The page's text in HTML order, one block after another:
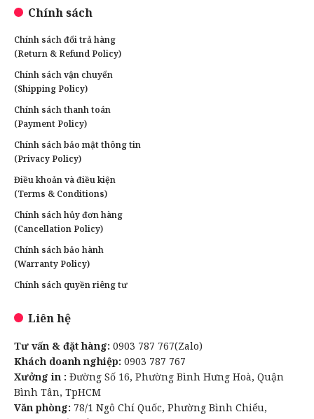
Chính sách
Chính sách đổi trả hàng
(Return & Refund Policy)
Chính sách vận chuyển
(Shipping Policy)
Chính sách thanh toán
(Payment Policy)
Chính sách bảo mật thông tin
(Privacy Policy)
Điều khoản và điều kiện
(Terms & Conditions)
Chính sách hủy đơn hàng
(Cancellation Policy)
Chính sách bảo hành
(Warranty Policy)
Chính sách quyền riêng tư
Liên hệ
Tư vấn & đặt hàng: 0903 787 767(Zalo)
Khách doanh nghiệp: 0903 787 767
Xưởng in : Đường Số 16, Phường Bình Hưng Hoà, Quận
Bình Tân, TpHCM
Văn phòng: 78/1 Ngô Chí Quốc, Phường Bình Chiểu,